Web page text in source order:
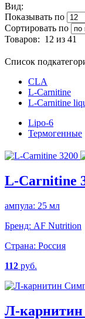
Вид:
Показывать по
Сортировать по
Товаров: 12 из 41
Список
CLA
L-Carnitine
L-Carnitine
Lipo-6
Термогенные
L-Carnitine
ампула: 25 мл
Бренд: AF Nutrition
Страна: Россия
112 руб.
Л-